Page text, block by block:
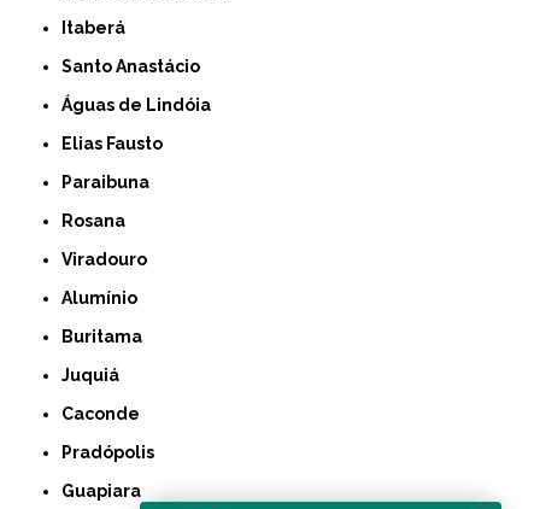
Itaberá
Santo Anastácio
Águas de Lindóia
Elias Fausto
Paraibuna
Rosana
Viradouro
Alumínio
Buritama
Juquiá
Caconde
Pradópolis
Guapiara